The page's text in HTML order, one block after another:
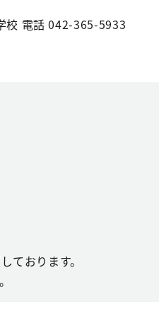
校 電話 042-365-5933
ております。